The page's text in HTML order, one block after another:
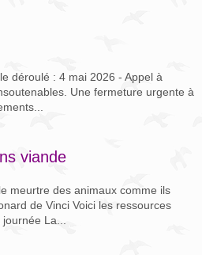
déroulé : 4 mai 2026 - Appel à
Une fermeture urgente à
viande
meurtre des animaux comme ils
de Vinci Voici les ressources
La...